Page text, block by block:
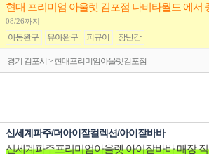
08/26까지
아동완구 유아완구 피규어 장난감
경기 김포시 > 현대프리미엄아울렛김포점
신세계파주/더아이잗컬렉션/아이잗바바